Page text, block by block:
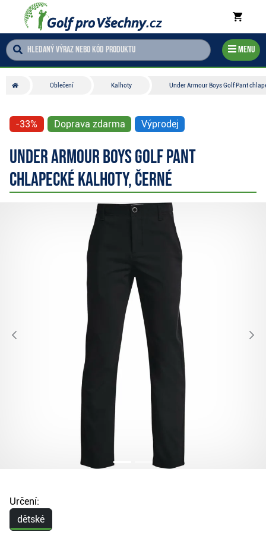
Menu
Oblečení Kalhoty Under Armour Boys Golf Pant
-33% Doprava zdarma Výprodej
Under Armour Boys Golf Pant
chlapecké kalhoty, černé
Určení:
dětské